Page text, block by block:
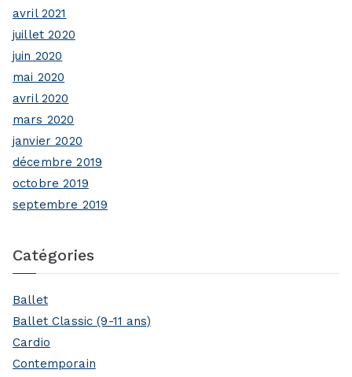
avril 2021
juillet 2020
juin 2020
mai 2020
avril 2020
mars 2020
janvier 2020
décembre 2019
octobre 2019
septembre 2019
Catégories
Ballet
Ballet Classic (9-11 ans)
Cardio
Contemporain